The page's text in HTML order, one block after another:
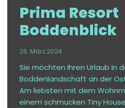
Prima Resort
Boddenblick
26. März 2024
Sie möchten Ihren Urlaub in
Boddenlandschaft an der
Am liebsten mit dem
einem schmucken Tiny